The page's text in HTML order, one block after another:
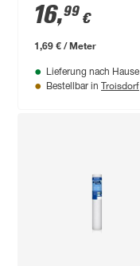
0,53 x 10,05 m
16,99 €
1,69 € / Meter
Lieferung nach Hause
Bestellbar in Troisdorf